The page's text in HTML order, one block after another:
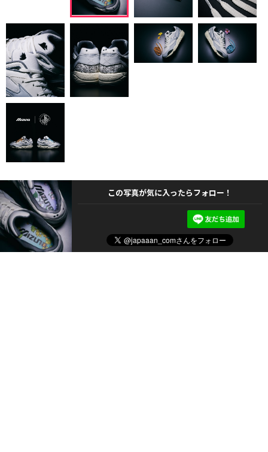
この写真が気に入ったらフォロー！